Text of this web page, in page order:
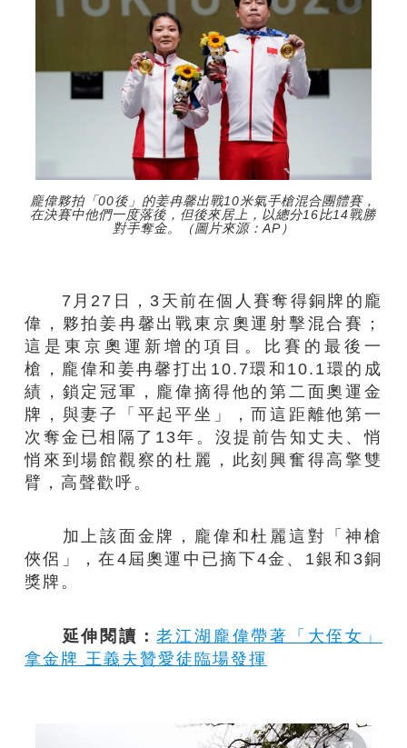
龐偉夥拍「00後」的姜冉馨出戰10米氣手槍混合團體賽，
在決賽中他們一度落後，但後來居上，以總分16比14戰勝
對手奪金。（圖片來源：AP）
7月27日，3天前在個人賽奪得銅牌的龐
偉，夥拍姜冉馨出戰東京奧運射擊混合賽；
這是東京奧運新增的項目。比賽的最後一
槍，龐偉和姜冉馨打出10.7環和10.1環的成
績，鎖定冠軍，龐偉摘得他的第二面奧運金
牌，與妻子「平起平坐」，而這距離他第一
次奪金已相隔了13年。沒提前告知丈夫、悄
悄來到場館觀察的杜麗，此刻興奮得高擎雙
臂，高聲歡呼。
加上該面金牌，龐偉和杜麗這對「神槍
俠侶」，在4屆奧運中已摘下4金、1銀和3銅
獎牌。
延伸閱讀：老江湖龐偉帶著「大侄女」
拿金牌 王義夫贊愛徒臨場發揮